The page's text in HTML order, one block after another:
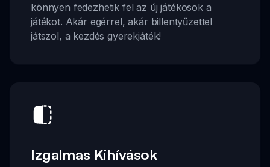
könnyen fedezhetik fel az új játékosok a
játékot. Akár egérrel, akár billentyűzettel
játszol, a kezdés gyerekjáték!
Izgalmas Kihívások